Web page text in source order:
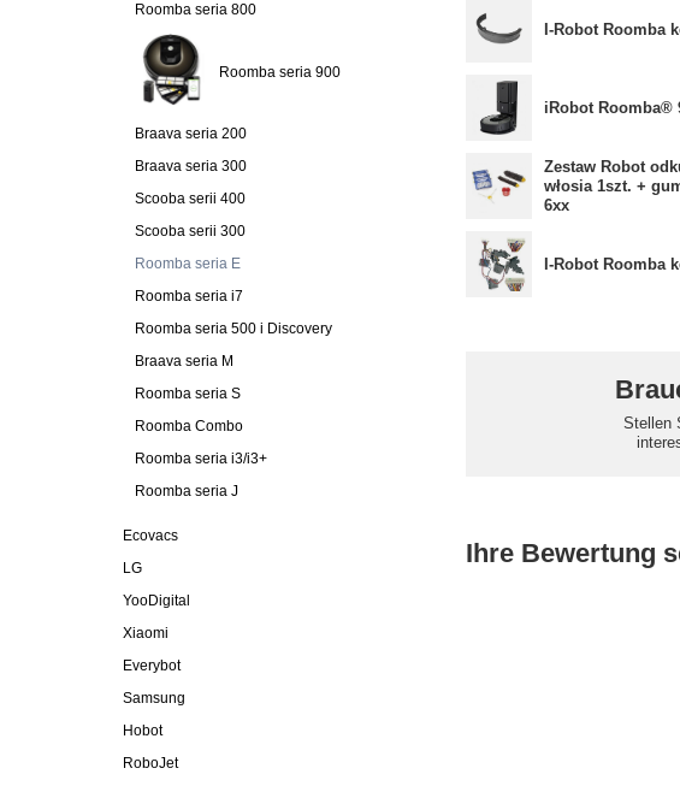
Roomba seria 800
Roomba seria 900
Braava seria 200
Braava seria 300
Scooba serii 400
Scooba serii 300
Roomba seria E
Roomba seria i7
Roomba seria 500 i Discovery
Braava seria M
Roomba seria S
Roomba Combo
Roomba seria i3/i3+
Roomba seria J
Ecovacs
LG
YooDigital
Xiaomi
Everybot
Samsung
Hobot
RoboJet
I-Robot Roomba
iRobot Roomba®
Zestaw Robot
włosia 1szt. +
6xx
I-Robot Roomba
Stellen
Ihre Bewertung